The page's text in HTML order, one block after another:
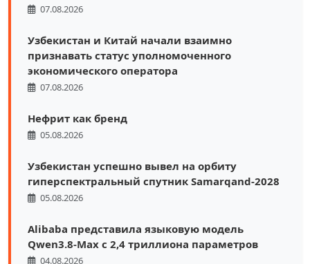
07.08.2026
Узбекистан и Китай начали взаимно
признавать статус уполномоченного
экономического оператора
07.08.2026
Нефрит как бренд
05.08.2026
Узбекистан успешно вывел на орбиту
гиперспектральный спутник Samarqand-2028
05.08.2026
Alibaba представила языковую модель
Qwen3.8-Max с 2,4 триллиона параметров
04.08.2026